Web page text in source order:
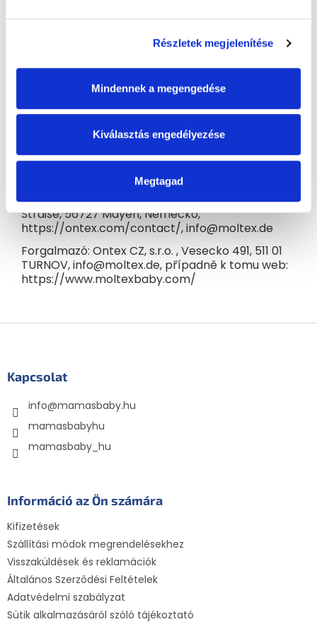
Részletek megjelenítése
Mindennek a megengedése
Kiválasztás engedélyezése
Megtagad
felhasználásával és klóros fehérítés nélkül készül.
csatornáinak köszönhetően, amelyek
magjába.
Összetevők:Cellulóz (100% klórmentes, FSC
tanúsítvánnyal), pamut, szuperabszorbens
polimer, PLA (növényi forrásból), polietilén
szerves anyagból, polipropilén (15% organikus
pamutból), polietilén, poliuretán.
: 0-25 °C hőmérsékleten tárolandó.
Gyártó: Ontex Mayen GmbH, Nikolaus-Otto-
Straße, 56727 Mayen, Německo,
https://ontex.com/contact/, info@moltex.de
Forgalmazó: Ontex CZ, s.r.o. , Vesecko 491, 511 01
TURNOV, info@moltex.de, případně k tomu web:
https://www.moltexbaby.com/
Kapcsolat
info@mamasbaby.hu
mamasbabyhu
mamasbaby_hu
Információ az Ön számára
Kifizetések
Szállítási módok megrendelésekhez
Visszaküldések és reklamációk
Általános Szerződési Feltételek
Adatvédelmi szabályzat
Sütik alkalmazásáról szóló tájékoztató